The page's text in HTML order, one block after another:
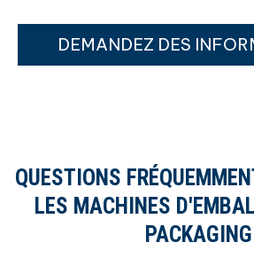
DEMANDEZ DES
QUESTIONS
LES MACHINES
PACKAGING